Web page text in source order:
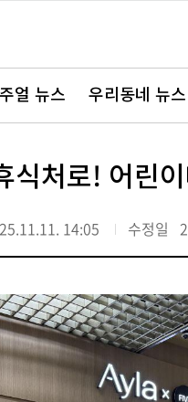
얼 뉴스 우리동네 뉴스
식처로! 어린
14:05 수정일